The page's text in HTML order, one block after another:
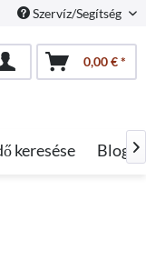
Szervíz/Segítség
0,00 € *
keresése Blog 